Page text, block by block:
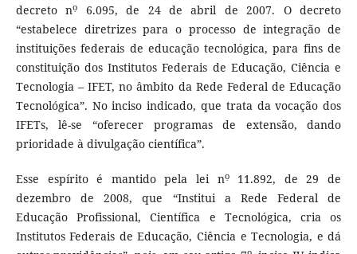
decreto nọ
6.095, de 24 de abril de 2007. O decreto
“estabelece diretrizes para o processo de integração de
instituições federais de educação tecnológica, para fins de
constituição dos Institutos Federais de Educação, Ciência e
Tecnologia – IFET, no âmbito da Rede Federal de Educação
Tecnológica”. No inciso indicado, que trata da vocação dos
IFETs, lê-se “oferecer programas de extensão, dando
prioridade à divulgação científica”.
Esse espírito é mantido pela lei nọ11.892, de 29 de
dezembro de 2008, que “Institui a Rede Federal de
Educação Profissional, Científica e Tecnológica, cria os
Institutos Federais de Educação, Ciência e Tecnologia, e dá